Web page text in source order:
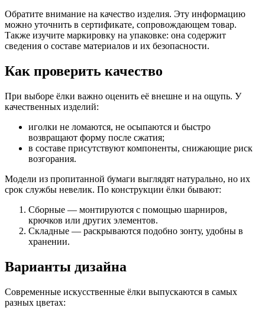
Обратите внимание на качество изделия. Эту информацию
можно уточнить в сертификате, сопровождающем товар.
Также изучите маркировку на упаковке: она содержит
сведения о составе материалов и их безопасности.
Как проверить качество
При выборе ёлки важно оценить её внешне и на ощупь. У
качественных изделий:
иголки не ломаются, не осыпаются и быстро
возвращают форму после сжатия;
в составе присутствуют компоненты, снижающие риск
возгорания.
Модели из пропитанной бумаги выглядят натурально, но их
срок службы невелик. По конструкции ёлки бывают:
Сборные — монтируются с помощью шарниров,
крючков или других элементов.
Складные — раскрываются подобно зонту, удобны в
хранении.
Варианты дизайна
Современные искусственные ёлки выпускаются в самых
разных цветах: